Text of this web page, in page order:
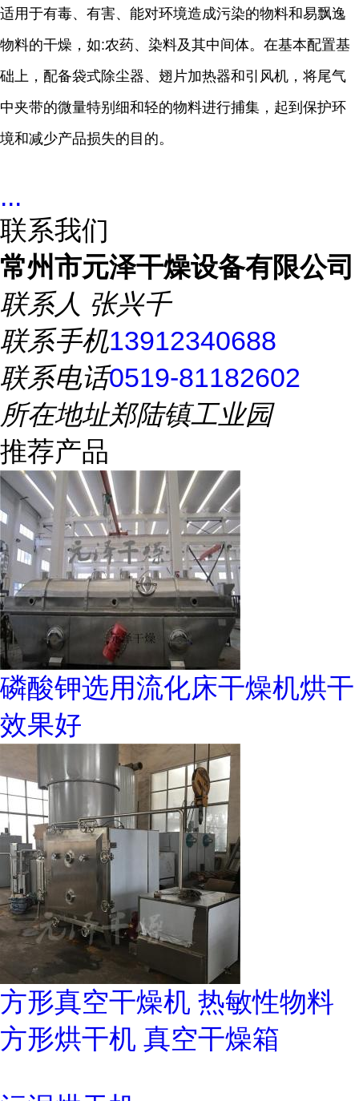
适用于有毒、有害、能对环境造成污染的物料和易飘逸
物料的干燥，如:农药、染料及其中间体。在基本配置基
础上，配备袋式除尘器、翅片加热器和引风机，将尾气
中夹带的微量特别细和轻的物料进行捕集，起到保护环
境和减少产品损失的目的。
...
联系我们
常州市元泽干燥设备有限公司
联系人 张兴千
联系手机13912340688
联系电话0519-81182602
所在地址郑陆镇工业园
推荐产品
磷酸钾选用流化床干燥机烘干
效果好
方形真空干燥机 热敏性物料
方形烘干机 真空干燥箱